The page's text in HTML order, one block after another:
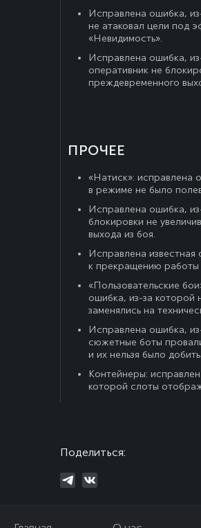
Исправлена ошибка,
не атаковал цели под
«Невидимость».
Исправлена ошибка,
оперативник не
преждевременного
ПРОЧЕЕ
«Натиск»: исправлена
в режиме не было
Исправлена ошибка,
блокировки не
выхода из боя.
Исправлена
к прекращению работы
«Пользовательские
ошибка, из-за которой
заменялись на
Исправлена ошибка,
сюжетные боты
и их нельзя было добить.
Контейнеры:
которой слоты
Поделиться: